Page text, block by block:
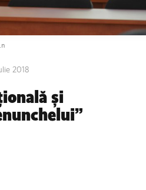
2018
și